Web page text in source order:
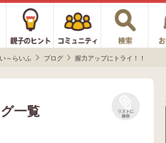
～らいふ ブログ 握力アップにトライ！！
一覧
リストに
保存